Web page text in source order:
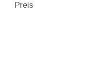
Preis